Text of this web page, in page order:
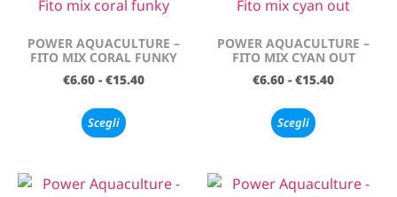
POWER AQUACULTURE –
FITO MIX CORAL FUNKY
€6.60 - €15.40
Scegli
POWER AQUACULTURE –
FITO MIX CYAN OUT
€6.60 - €15.40
Scegli